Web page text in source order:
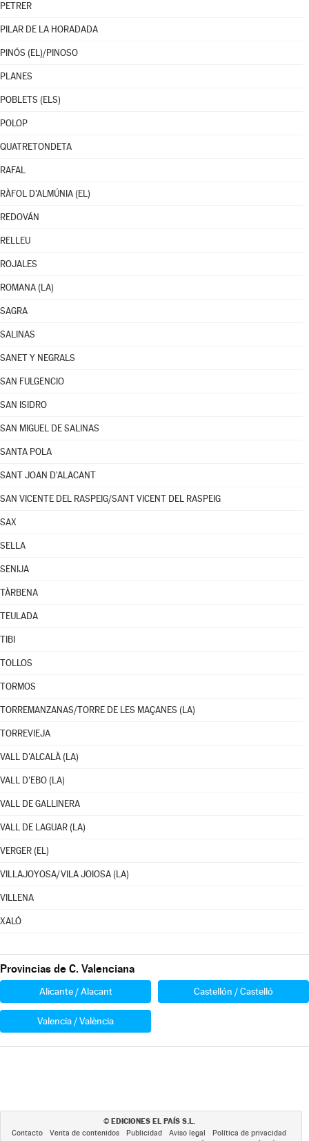
PETRER
PILAR DE LA HORADADA
PINÓS (EL)/PINOSO
PLANES
POBLETS (ELS)
POLOP
QUATRETONDETA
RAFAL
RÀFOL D'ALMÚNIA (EL)
REDOVÁN
RELLEU
ROJALES
ROMANA (LA)
SAGRA
SALINAS
SANET Y NEGRALS
SAN FULGENCIO
SAN ISIDRO
SAN MIGUEL DE SALINAS
SANTA POLA
SANT JOAN D'ALACANT
SAN VICENTE DEL RASPEIG/SANT VICENT DEL RASPEIG
SAX
SELLA
SENIJA
TÀRBENA
TEULADA
TIBI
TOLLOS
TORMOS
TORREMANZANAS/TORRE DE LES MAÇANES (LA)
TORREVIEJA
VALL D'ALCALÀ (LA)
VALL D'EBO (LA)
VALL DE GALLINERA
VALL DE LAGUAR (LA)
VERGER (EL)
VILLAJOYOSA/VILA JOIOSA (LA)
VILLENA
XALÓ
Provincias de C. Valenciana
Alicante / Alacant Castellón / Castelló
Valencia / València
© EDICIONES EL PAÍS S.L.
Contacto Venta de contenidos Publicidad Aviso legal
Política de privacidad